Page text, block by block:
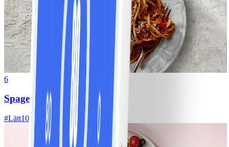
6
Spagetti med köttfärssås
#Lätt10 MIN